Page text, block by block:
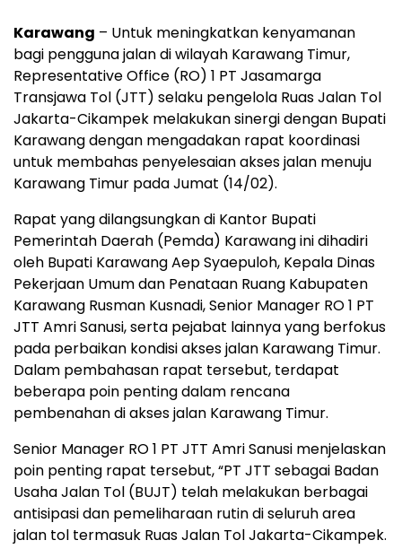
Karawang – Untuk meningkatkan kenyamanan
bagi pengguna jalan di wilayah Karawang Timur,
Representative Office (RO) 1 PT Jasamarga
Transjawa Tol (JTT) selaku pengelola Ruas Jalan Tol
Jakarta-Cikampek melakukan sinergi dengan Bupati
Karawang dengan mengadakan rapat koordinasi
untuk membahas penyelesaian akses jalan menuju
Karawang Timur pada Jumat (14/02).
Rapat yang dilangsungkan di Kantor Bupati
Pemerintah Daerah (Pemda) Karawang ini dihadiri
oleh Bupati Karawang Aep Syaepuloh, Kepala Dinas
Pekerjaan Umum dan Penataan Ruang Kabupaten
Karawang Rusman Kusnadi, Senior Manager RO 1 PT
JTT Amri Sanusi, serta pejabat lainnya yang berfokus
pada perbaikan kondisi akses jalan Karawang Timur.
Dalam pembahasan rapat tersebut, terdapat
beberapa poin penting dalam rencana
pembenahan di akses jalan Karawang Timur.
Senior Manager RO 1 PT JTT Amri Sanusi menjelaskan
poin penting rapat tersebut, “PT JTT sebagai Badan
Usaha Jalan Tol (BUJT) telah melakukan berbagai
antisipasi dan pemeliharaan rutin di seluruh area
jalan tol termasuk Ruas Jalan Tol Jakarta-Cikampek.